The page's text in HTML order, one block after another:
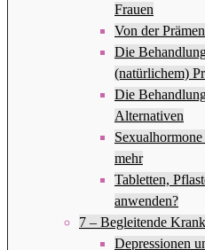
Frauen
Von der
Die
(natürlichem)
Die
Alternativen
mehr
Tabletten,
anwenden?
7 – Begleitende
Depressionen